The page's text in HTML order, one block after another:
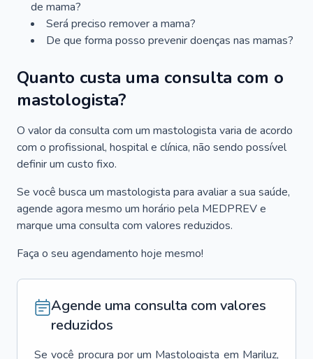
de mama?
Será preciso remover a mama?
De que forma posso prevenir doenças nas mamas?
Quanto custa uma consulta com o
mastologista?
O valor da consulta com um mastologista varia de acordo
com o profissional, hospital e clínica, não sendo possível
definir um custo fixo.
Se você busca um mastologista para avaliar a sua saúde,
agende agora mesmo um horário pela MEDPREV e
marque uma consulta com valores reduzidos.
Faça o seu agendamento hoje mesmo!
Agende uma consulta com valores
reduzidos
Se você procura por um Mastologista em Mariluz,